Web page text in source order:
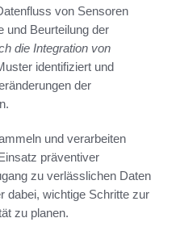
von Sensoren
und Beurteilung der
die Integration von
identifiziert und
der
und verarbeiten
präventiver
zu verlässlichen Daten
dabei, wichtige Schritte zur
zu planen.